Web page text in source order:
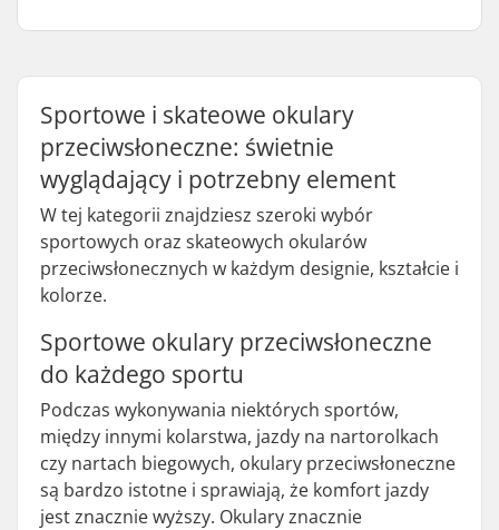
Sportowe i skateowe okulary
przeciwsłoneczne: świetnie
wyglądający i potrzebny element
W tej kategorii znajdziesz szeroki wybór
sportowych oraz skateowych okularów
przeciwsłonecznych w każdym designie, kształcie i
kolorze.
Sportowe okulary przeciwsłoneczne
do każdego sportu
Podczas wykonywania niektórych sportów,
między innymi kolarstwa, jazdy na nartorolkach
czy nartach biegowych, okulary przeciwsłoneczne
są bardzo istotne i sprawiają, że komfort jazdy
jest znacznie wyższy. Okulary znacznie